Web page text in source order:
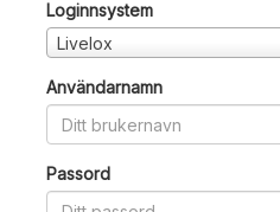
Loginnsystem
Livelox
Användarnamn
Passord